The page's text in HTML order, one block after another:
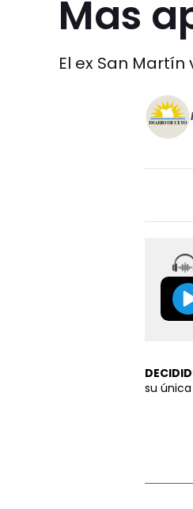
Mas
El ex San
su